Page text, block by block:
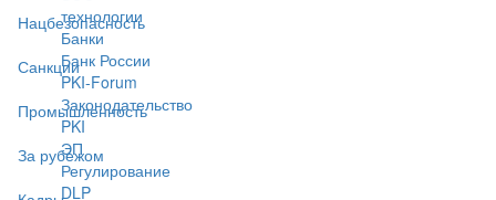
Нацбезопасность
Санкции
Промышленность
За рубежом
технологии
Банки
Банк России
PKI-Forum
Законодательство
PKI
ЭП
Регулирование
DLP